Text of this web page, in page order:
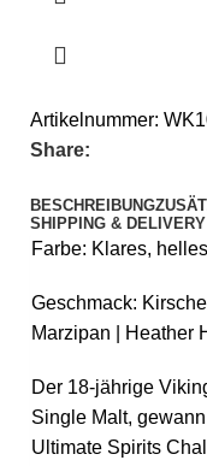
Artikelnummer:
Share:
BESCHREIBUNG
SHIPPING & DELIVERY
Farbe: Klares,
Geschmack:
Marzipan | Heather
Der 18-jährige
Single Malt,
Ultimate Spirits